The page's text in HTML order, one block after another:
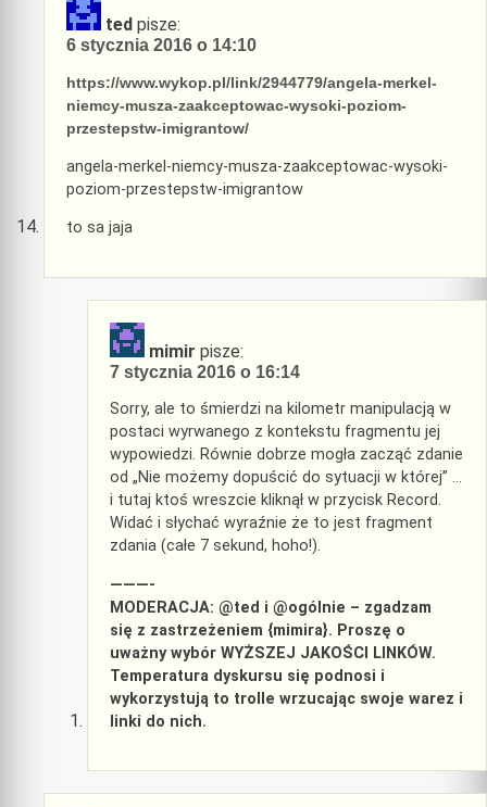
ted pisze:
6 stycznia 2016 o 14:10
https://www.wykop.pl/link/2944779/angela-merkel-
niemcy-musza-zaakceptowac-wysoki-poziom-
przestepstw-imigrantow/
angela-merkel-niemcy-musza-zaakceptowac-wysoki-
poziom-przestepstw-imigrantow
to sa jaja
mimir pisze:
7 stycznia 2016 o 16:14
Sorry, ale to śmierdzi na kilometr manipulacją w
postaci wyrwanego z kontekstu fragmentu jej
wypowiedzi. Równie dobrze mogła zacząć zdanie
od „Nie możemy dopuścić do sytuacji w której” …
i tutaj ktoś wreszcie kliknął w przycisk Record.
Widać i słychać wyraźnie że to jest fragment
zdania (całe 7 sekund, hoho!).
———-
MODERACJA: @ted i @ogólnie – zgadzam
się z zastrzeżeniem {mimira}. Proszę o
uważny wybór WYŻSZEJ JAKOŚCI LINKÓW.
Temperatura dyskursu się podnosi i
wykorzystują to trolle wrzucając swoje warez i
linki do nich.